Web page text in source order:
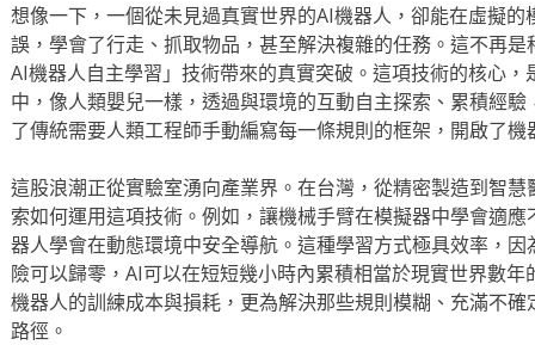
想像一下，一個從未見過真實世界的AI機器人，卻能在虛擬
誤，學會了行走、抓取物品，甚至解決複雜的任務。這不再
AI機器人自主學習」技術帶來的真實突破。這項技術的核心
中，像人類嬰兒一樣，透過與環境的互動自主探索、累積經
了傳統需要人類工程師手動編寫每一條規則的框架，開啟了
這股浪潮正從實驗室湧向產業界。在台灣，從精密製造到智
索如何運用這項技術。例如，讓機械手臂在模擬器中學會適
器人學會在動態環境中安全導航。這種學習方式極具效率，
險可以歸零，AI可以在短短幾小時內累積相當於現實世界數
機器人的訓練成本與損耗，更為解決那些規則模糊、充滿不
路徑。